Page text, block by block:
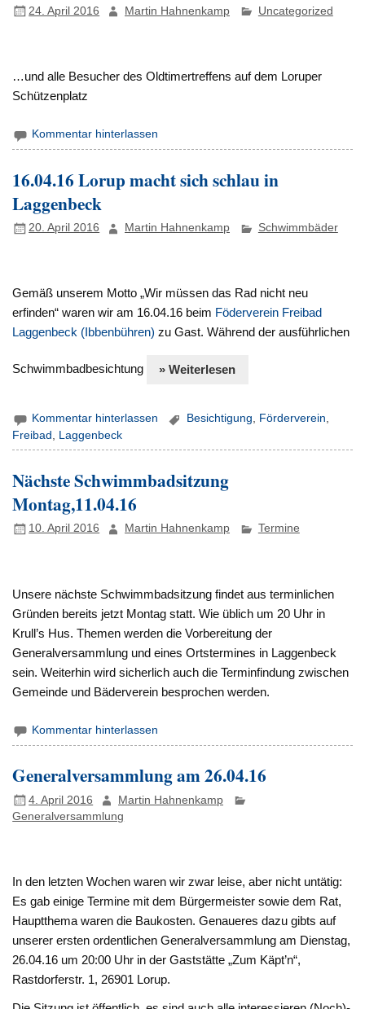
24. April 2016 Martin Hahnenkamp Uncategorized
…und alle Besucher des Oldtimertreffens auf dem Loruper
Schützenplatz
Kommentar hinterlassen
16.04.16 Lorup macht sich schlau in
Laggenbeck
20. April 2016 Martin Hahnenkamp Schwimmbäder
Gemäß unserem Motto „Wir müssen das Rad nicht neu
erfinden“ waren wir am 16.04.16 beim Föderverein Freibad
Laggenbeck (Ibbenbühren)zu Gast. Während der ausführlichen
Schwimmbadbesichtung » Weiterlesen
Kommentar hinterlassen Besichtigung, Förderverein,
Freibad
Laggenbeck
Nächste Schwimmbadsitzung
Montag,11.04.16
10. April 2016 Martin Hahnenkamp Termine
Unsere nächste Schwimmbadsitzung findet aus terminlichen
Gründen bereits jetzt Montag statt. Wie üblich um 20 Uhr in
Krull’s Hus. Themen werden die Vorbereitung der
Generalversammlung und eines Ortstermines in Laggenbeck
sein. Weiterhin wird sicherlich auch die Terminfindung zwischen
Gemeinde und Bäderverein besprochen werden.
Kommentar hinterlassen
Generalversammlung am 26.04.16
4. April 2016
Martin Hahnenkamp
Generalversammlung
In den letzten Wochen waren wir zwar leise, aber nicht untätig:
Es gab einige Termine mit dem Bürgermeister sowie dem Rat,
Hauptthema waren die Baukosten. Genaueres dazu gibts auf
unserer ersten ordentlichen Generalversammlung am Dienstag,
26.04.16 um 20:00 Uhr in der Gaststätte „Zum Käpt’n“,
Rastdorferstr. 1, 26901 Lorup.